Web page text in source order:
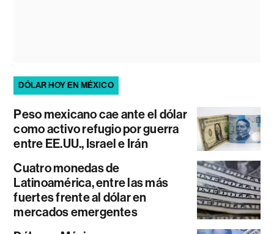
DÓLAR HOY EN MÉXICO
Peso mexicano cae ante el dólar
como activo refugio por guerra
entre EE.UU., Israel e Irán
Cuatro monedas de
Latinoamérica, entre las más
fuertes frente al dólar en
mercados emergentes